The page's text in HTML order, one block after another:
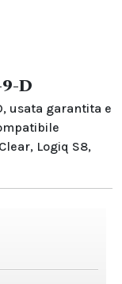
D
usata garantita e
Logiq S8,